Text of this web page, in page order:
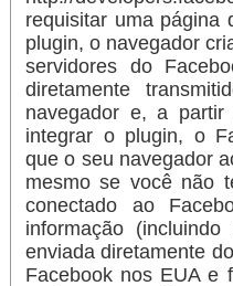
requisitar uma página
plugin, o navegador
servidores do
diretamente
navegador e, a
integrar o plugin, o
que o seu navegador
mesmo se você não
conectado ao
informação
enviada diretamente
Facebook nos EUA e